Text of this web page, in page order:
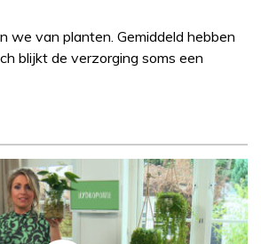
we van planten. Gemiddeld hebben
blijkt de verzorging soms een